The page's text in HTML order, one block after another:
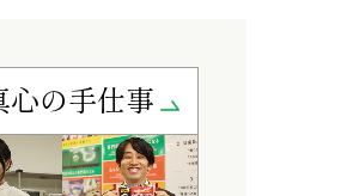
の手仕事